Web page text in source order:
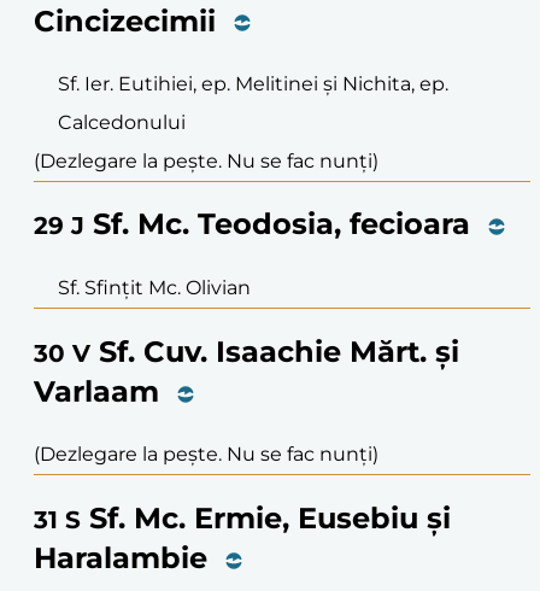
Cincizecimii
Sf. Ier. Eutihiei, ep. Melitinei și Nichita, ep.
Calcedonului
(Dezlegare la pește. Nu se fac nunți)
29 J Sf. Mc. Teodosia, fecioara
Sf. Sfințit Mc. Olivian
30 V Sf. Cuv. Isaachie Mărt. și
Varlaam
(Dezlegare la pește. Nu se fac nunți)
31 S Sf. Mc. Ermie, Eusebiu și
Haralambie